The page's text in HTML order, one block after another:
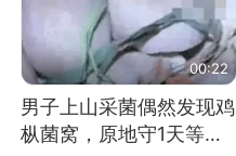
00:22
男子上山采菌偶然发现鸡
枞菌窝，原地守1天等它